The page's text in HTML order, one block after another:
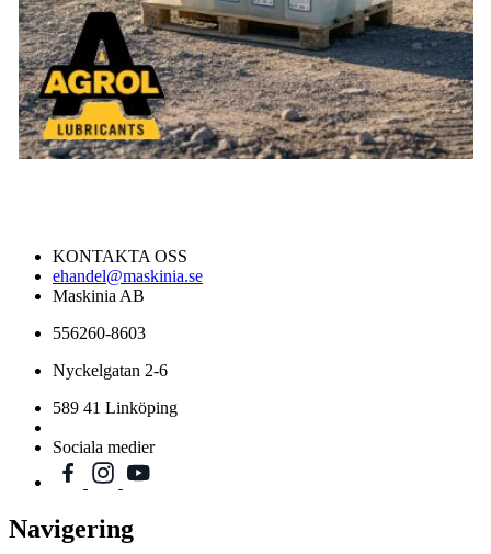
KONTAKTA OSS
ehandel@maskinia.se
Maskinia AB
556260-8603
Nyckelgatan 2-6
589 41 Linköping
Sociala medier
Navigering